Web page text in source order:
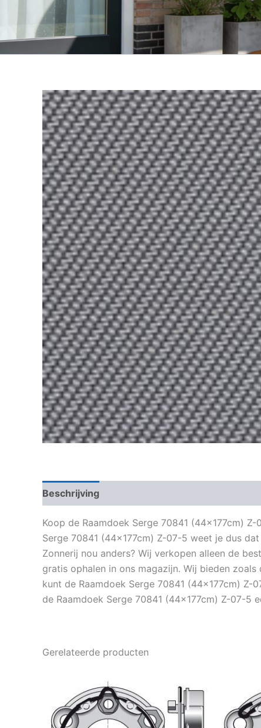
Beschrijving
Koop de Raamdoek Serge 70841 (44x177cm)
Serge 70841 (44x177cm) Z-07-5 weet je dus
Zonnerij nou anders? Wij verkopen alleen de
gratis ophalen in ons magazijn. Wij bieden
kunt de Raamdoek Serge 70841 (44x177cm)
de Raamdoek Serge 70841 (44x177cm) Z-07-5
Gerelateerde producten